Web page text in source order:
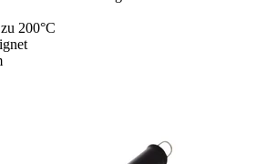
200°C